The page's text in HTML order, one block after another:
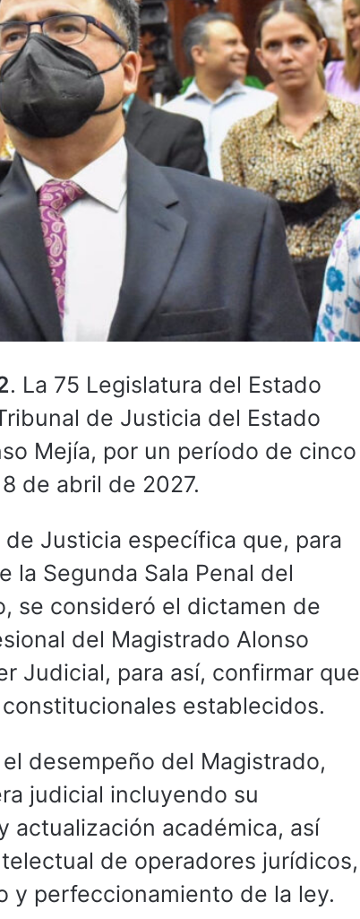
. La 75 Legislatura del Estado
de Justicia del Estado
Mejía, por un período de cinco
de abril de 2027.
Justicia específica que, para
la Segunda Sala Penal del
se consideró el dictamen de
del Magistrado Alonso
Judicial, para así, confirmar que
establecidos.
desempeño del Magistrado,
judicial incluyendo su
actualización académica, así
de operadores jurídicos,
y perfeccionamiento de la ley.